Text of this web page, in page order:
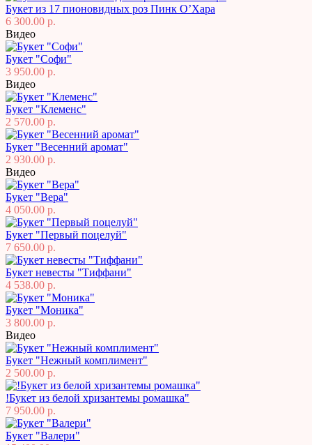
Букет из 17 пионовидных роз Пинк О’Хара
6 300.00 р.
Видео
Букет "Софи"
3 950.00 р.
Видео
Букет "Клеменс"
2 570.00 р.
Букет "Весенний аромат"
2 930.00 р.
Видео
Букет "Вера"
4 050.00 р.
Букет "Первый поцелуй"
7 650.00 р.
Букет невесты "Тиффани"
4 538.00 р.
Букет "Моника"
3 800.00 р.
Видео
Букет "Нежный комплимент"
2 500.00 р.
!Букет из белой хризантемы ромашка"
7 950.00 р.
Букет "Валери"